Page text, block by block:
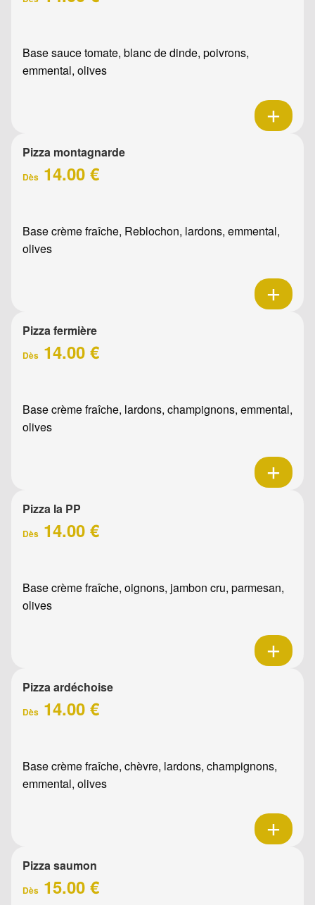
Base sauce tomate, blanc de dinde, poivrons,
emmental, olives
Pizza montagnarde
Dès 14.00 €
Base crème fraîche, Reblochon, lardons, emmental,
olives
Pizza fermière
Dès 14.00 €
Base crème fraîche, lardons, champignons, emmental,
olives
Pizza la PP
Dès 14.00 €
Base crème fraîche, oignons, jambon cru, parmesan,
olives
Pizza ardéchoise
Dès 14.00 €
Base crème fraîche, chèvre, lardons, champignons,
emmental, olives
Pizza saumon
Dès 15.00 €